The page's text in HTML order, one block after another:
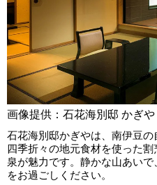
画像提供：石花海別邸 かぎや
石花海別邸かぎやは、南伊豆の
四季折々の地元食材を使った
泉が魅力です。静かな山あい
をお過ごしください。